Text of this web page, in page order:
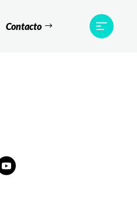
Contacto